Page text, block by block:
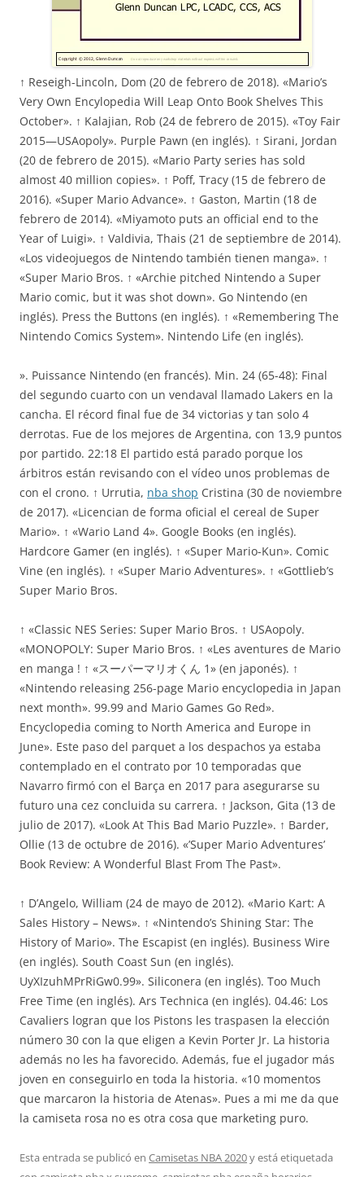
↑ Reseigh-Lincoln, Dom (20 de febrero de 2018). «Mario’s
Very Own Encylopedia Will Leap Onto Book Shelves This
October». ↑ Kalajian, Rob (24 de febrero de 2015). «Toy Fair
2015—USAopoly». Purple Pawn (en inglés). ↑ Sirani, Jordan
(20 de febrero de 2015). «Mario Party series has sold
almost 40 million copies». ↑ Poff, Tracy (15 de febrero de
2016). «Super Mario Advance». ↑ Gaston, Martin (18 de
febrero de 2014). «Miyamoto puts an official end to the
Year of Luigi». ↑ Valdivia, Thais (21 de septiembre de 2014).
«Los videojuegos de Nintendo también tienen manga». ↑
«Super Mario Bros. ↑ «Archie pitched Nintendo a Super
Mario comic, but it was shot down». Go Nintendo (en
inglés). Press the Buttons (en inglés). ↑ «Remembering The
Nintendo Comics System». Nintendo Life (en inglés).
». Puissance Nintendo (en francés). Min. 24 (65-48): Final
del segundo cuarto con un vendaval llamado Lakers en la
cancha. El récord final fue de 34 victorias y tan solo 4
derrotas. Fue de los mejores de Argentina, con 13,9 puntos
por partido. 22:18 El partido está parado porque los
árbitros están revisando con el vídeo unos problemas de
con el crono. ↑ Urrutia, nba shop Cristina (30 de noviembre
de 2017). «Licencian de forma oficial el cereal de Super
Mario». ↑ «Wario Land 4». Google Books (en inglés).
Hardcore Gamer (en inglés). ↑ «Super Mario-Kun». Comic
Vine (en inglés). ↑ «Super Mario Adventures». ↑ «Gottlieb’s
Super Mario Bros.
↑ «Classic NES Series: Super Mario Bros. ↑ USAopoly.
«MONOPOLY: Super Mario Bros. ↑ «Les aventures de Mario
en manga ! ↑ «スーパーマリオくん 1» (en japonés). ↑
«Nintendo releasing 256-page Mario encyclopedia in Japan
next month». 99.99 and Mario Games Go Red».
Encyclopedia coming to North America and Europe in
June». Este paso del parquet a los despachos ya estaba
contemplado en el contrato por 10 temporadas que
Navarro firmó con el Barça en 2017 para asegurarse su
futuro una cez concluida su carrera. ↑ Jackson, Gita (13 de
julio de 2017). «Look At This Bad Mario Puzzle». ↑ Barder,
Ollie (13 de octubre de 2016). «’Super Mario Adventures’
Book Review: A Wonderful Blast From The Past».
↑ D’Angelo, William (24 de mayo de 2012). «Mario Kart: A
Sales History – News». ↑ «Nintendo’s Shining Star: The
History of Mario». The Escapist (en inglés). Business Wire
(en inglés). South Coast Sun (en inglés).
UyXIzuhMPrRiGw0.99». Siliconera (en inglés). Too Much
Free Time (en inglés). Ars Technica (en inglés). 04.46: Los
Cavaliers logran que los Pistons les traspasen la elección
número 30 con la que eligen a Kevin Porter Jr. La historia
además no les ha favorecido. Además, fue el jugador más
joven en conseguirlo en toda la historia. «10 momentos
que marcaron la historia de Atenas». Pues a mi me da que
la camiseta rosa no es otra cosa que marketing puro.
Esta entrada se publicó en Camisetas NBA 2020y está etiquetada